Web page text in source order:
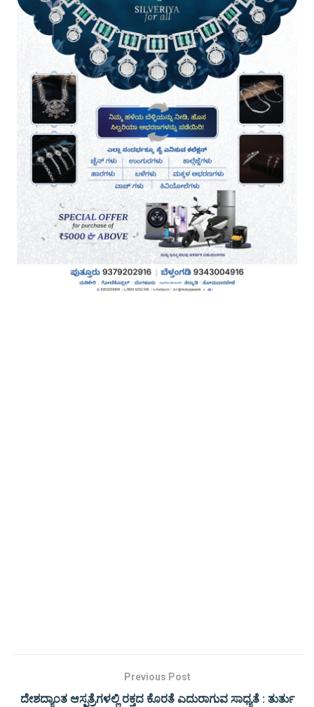
Previous Post
ದೇಶದ್ಯಾಂತ ಆಸ್ಪತ್ರೆಗಳಲ್ಲಿ ರಕ್ತದ ಕೊರತೆ ಎದುರಾಗುವ ಸಾಧ್ಯತೆ : ತುರ್ತು